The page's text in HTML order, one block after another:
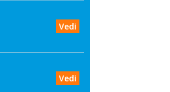
Vedi
Vedi